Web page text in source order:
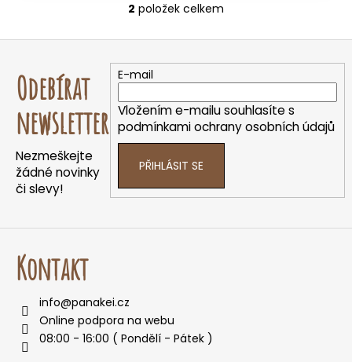
O
v
á
d
a
c
í
r
v
y
2 položek celkem
Odebírat
newsletter
Nezmeškejte
žádné novinky
či slevy!
E-mail
Vložením e-mailu souhlasíte s
podmínkami ochrany osobních údajů
PŘIHLÁSIT SE
Kontakt
info@panakei.cz
Online podpora na webu
08:00 - 16:00 ( Pondělí - Pátek )